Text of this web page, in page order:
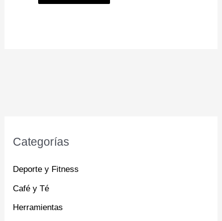
Categorías
Deporte y Fitness
Café y Té
Herramientas